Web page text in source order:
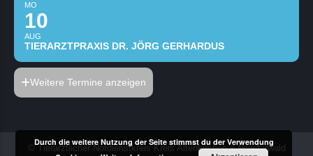
MO
10
AUG
TIERARZTPRAXIS DR. JÖRG GERHARDUS
Weitere Termine anzeigen
© Tierärztlicher Notdienstkreis Kreis Altenkirchen & Westerwald
Durch die weitere Nutzung der Seite stimmst du der Verwendung